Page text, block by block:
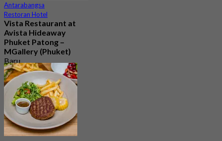
Antarabangsa
Restoran Hotel
Vista Restaurant at
Avista Hideaway
Phuket Patong –
MGallery (Phuket)
Baru
Dari฿ 750